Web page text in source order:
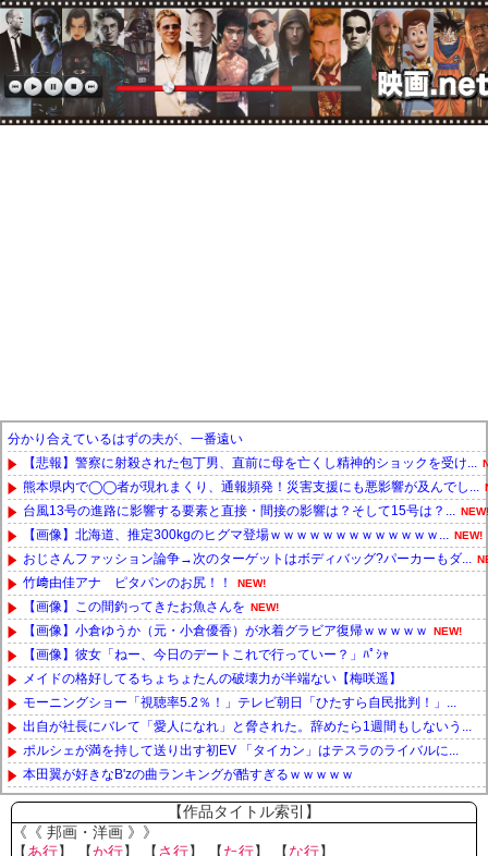
分かり合えているはずの夫が、一番遠い
【悲報】警察に射殺された包丁男、直前に母を亡くし精神的ショックを受け...
熊本県内で◯◯者が現れまくり、通報頻発！災害支援にも悪影響が及んでし...
台風13号の進路に影響する要素と直接・間接の影響は？そして15号は？... NEW!
【画像】北海道、推定300kgのヒグマ登場ｗｗｗｗｗｗｗｗｗｗｗｗｗ... NEW!
おじさんファッション論争→次のターゲットはボディバッグ?パーカーもダ...
竹﨑由佳アナ ピタパンのお尻！！ NEW!
【画像】この間釣ってきたお魚さんを NEW!
【画像】小倉ゆうか（元・小倉優香）が水着グラビア復帰ｗｗｗｗｗ NEW!
【画像】彼女「ねー、今日のデートこれで行っていー？」ﾊﾟｼｬ
メイドの格好してるちょちょたんの破壊力が半端ない【梅咲遥】
モーニングショー「視聴率5.2％！」テレビ朝日「ひたすら自民批判！」...
出自が社長にバレて「愛人になれ」と脅された。辞めたら1週間もしないう...
ポルシェが満を持して送り出す初EV 「タイカン」はテスラのライバルに...
本田翼が好きなB'zの曲ランキングが酷すぎるｗｗｗｗｗ
Powered by livedoor 相互RSS
【作品タイトル索引】
《《 邦画・洋画 》》
【あ行】 【か行】 【さ行】 【た行】 【な行】